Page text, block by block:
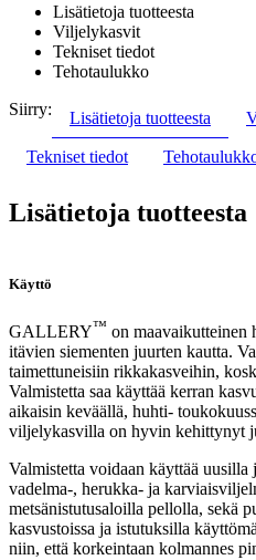
Lisätietoja tuotteesta
Viljelykasvit
Tekniset tiedot
Tehotaulukko
Siirry:
Lisätietoja tuotteesta
Tekniset tiedot
Lisätietoja tuotteesta
Käyttö
GALLERY™ on maavaikutteinen
itävien siementen juurten kautta.
taimettuneisiin rikkakasveihin,
Valmistetta saa käyttää kerran
aikaisin keväällä, huhti-
viljelykasvilla on hyvin kehittynyt
Valmistetta voidaan käyttää
vadelma-, herukka- ja
metsänistutusaloilla pellolla, sekä
kasvustoissa ja istutuksilla
niin, että korkeintaan kolmannes